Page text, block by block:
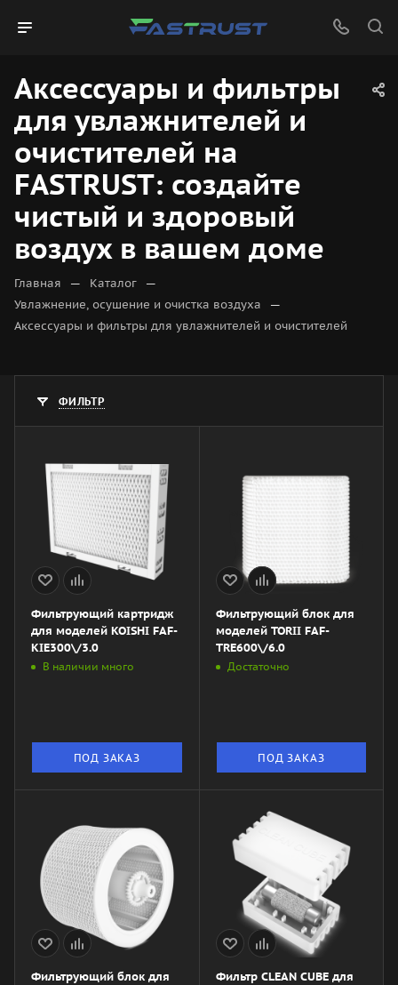
Аксессуары и фильтры
для увлажнителей и
очистителей на
FASTRUST: создайте
чистый и здоровый
воздух в вашем доме
Главная — Каталог —
Увлажнение, осушение и очистка воздуха —
Аксессуары и фильтры для увлажнителей и очистителей
ФИЛЬТР
Фильтрующий картридж
для моделей KOISHI FAF-
KIE300\/3.0
В наличии много
ПОД ЗАКАЗ
Фильтрующий блок для
моделей TORII FAF-
TRE600\/6.0
Достаточно
ПОД ЗАКАЗ
Фильтрующий блок для
Фильтр CLEAN CUBE для